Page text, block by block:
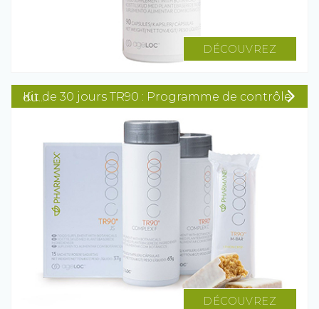
DÉCOUVREZ
Kit de 30 jours TR90 : Programme de contrôle du...
DÉCOUVREZ